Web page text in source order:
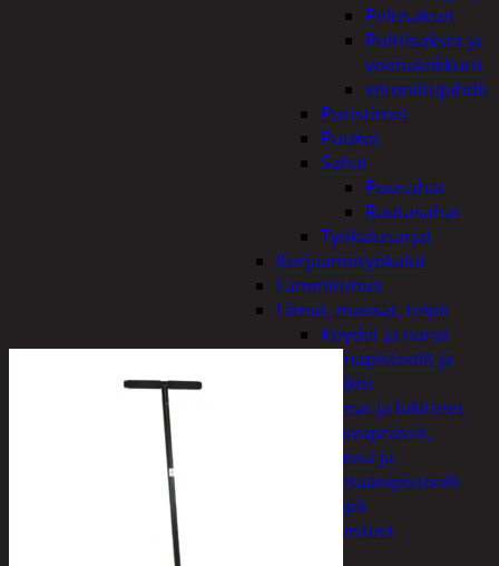
Peltisakset
Pulttisakset ja
voimaleikkurit
vetoniittipihdit
Puristimet
Puukot
Sahat
Puusahat
Rautasahat
Työkalusarjat
Korjaamotyökalut
Lämmittimet
Liimat, massat, teipit
Köydet ja narut
Liimapistoolit ja
puikot
Liimat ja lukitteet
Rasvaprässit,
massa ja
uretaanipistoolit
Teipit
Tiivisteet